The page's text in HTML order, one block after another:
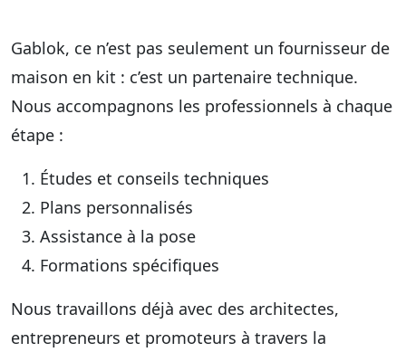
Gablok, ce n’est pas seulement un fournisseur de
maison en kit : c’est un partenaire technique.
Nous accompagnons les professionnels à chaque
étape :
Études et conseils techniques
Plans personnalisés
Assistance à la pose
Formations spécifiques
Nous travaillons déjà avec des architectes,
entrepreneurs et promoteurs à travers la